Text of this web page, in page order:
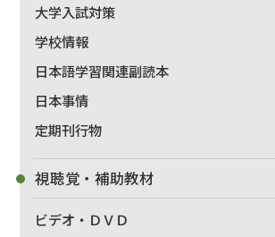
大学入試対策
学校情報
日本語学習関連副読本
日本事情
定期刊行物
視聴覚・補助教材
ビデオ・ＤＶＤ